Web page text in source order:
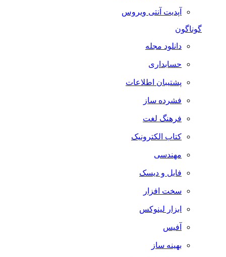
آپدیت آنتی ویروس
گوناگون
دانلود مجله
حسابداری
پشتیبان اطلاعات
فشرده ساز
فرهنگ لغت
کتاب الکترونیک
مهندسی
فایل و دیسک
سخت افزار
ابزار لینوکس
آفیس
بهینه ساز